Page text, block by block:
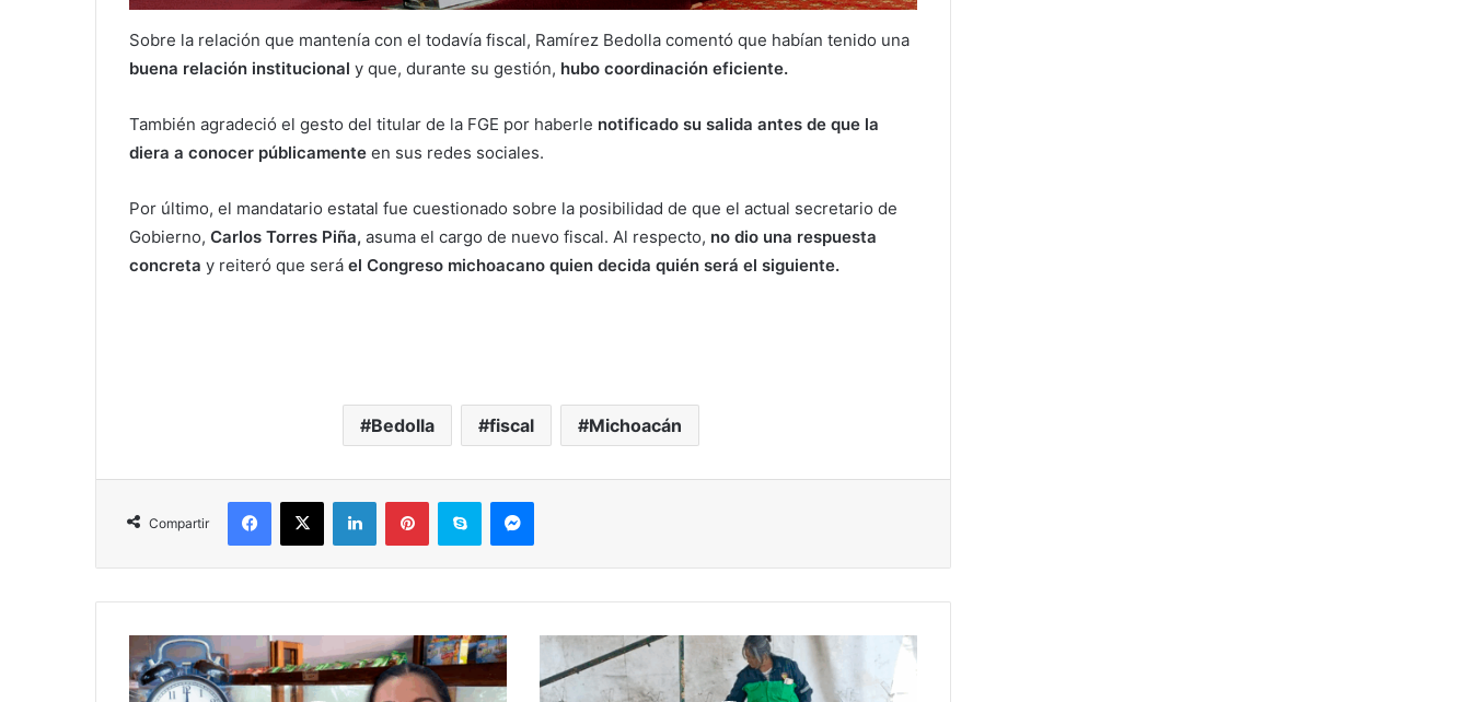
Sobre la relación que mantenía con el todavía fiscal, Ramírez Bedolla comentó que habían tenido una
buena relación institucional y que, durante su gestión, hubo coordinación eficiente.
También agradeció el gesto del titular de la FGE por haberle notificado su salida antes de que la
diera a conocer públicamente en sus redes sociales.
Por último, el mandatario estatal fue cuestionado sobre la posibilidad de que el actual secretario de
Gobierno, Carlos Torres Piña, asuma el cargo de nuevo fiscal. Al respecto, no dio una respuesta
concreta y reiteró que será el Congreso michoacano quien decida quién será el siguiente.
Bedolla fiscal Michoacán
Compartir
Facebook
X LinkedInPinterestSkype Messenger
Panificadores
De
Michoacán
Con
Nuevo
Vivero